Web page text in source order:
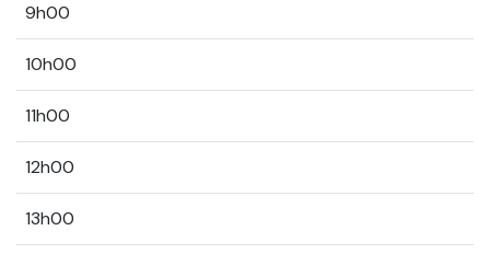
9h00
10h00
11h00
12h00
13h00